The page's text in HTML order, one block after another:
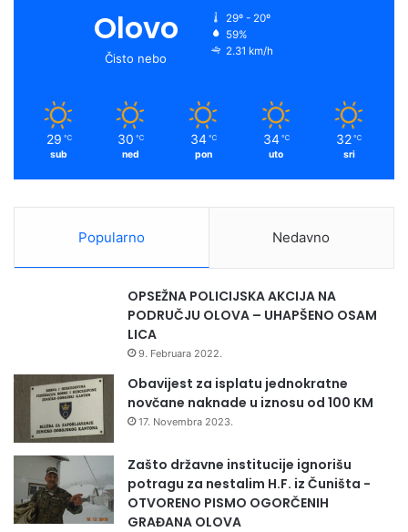
Olovo
Čisto nebo
29º - 20º
59%
2.31 km/h
29 ℃
sub
30 ℃
ned
34 ℃
pon
34 ℃
uto
32 ℃
sri
Popularno Nedavno
OPSEŽNA POLICIJSKA AKCIJA NA
PODRUČJU OLOVA – UHAPŠENO OSAM
LICA
9. Februara 2022.
Obavijest za isplatu jednokratne
novčane naknade u iznosu od 100 KM
17. Novembra 2023.
Zašto državne institucije ignorišu
potragu za nestalim H.F. iz Čuništa -
OTVORENO PISMO OGORČENIH
GRAĐANA OLOVA